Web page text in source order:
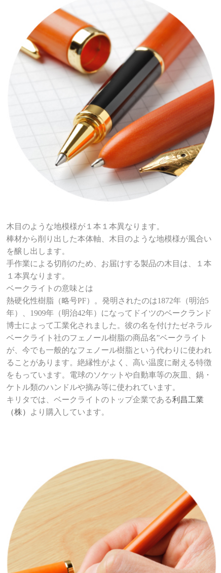
木目のような地模様が１本１本異なります。
棒材から削り出した本体軸、木目のような地模様が風合い
を醸し出します。
手作業による切削のため、お届けする製品の木目は、１本
１本異なります。
ベークライトの意味とは
熱硬化性樹脂（略号PF）。発明されたのは1872年（明治5
年）、1909年（明治42年）になってドイツのベークランド
博士によって工業化されました。彼の名を付けたゼネラル
ベークライト社のフェノール樹脂の商品名”ベークライト
が、今でも一般的なフェノール樹脂という代わりに使われ
ることがあります。絶縁性がよく、高い温度に耐える特徴
をもっています。電球のソケットや自動車等の灰皿、鍋・
ケトル類のハンドルや摘み等に使われています。
キリタでは、ベークライトのトップ企業である利昌工業
（株） より購入しています。